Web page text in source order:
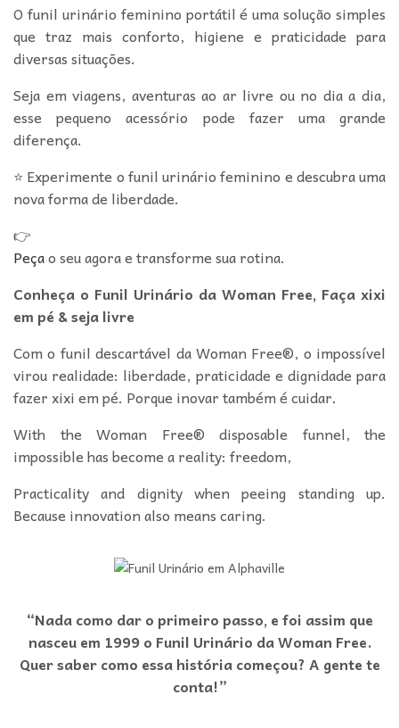
O funil urinário feminino portátil é uma solução simples
que traz mais conforto, higiene e praticidade para
diversas situações.
Seja em viagens, aventuras ao ar livre ou no dia a dia,
esse pequeno acessório pode fazer uma grande
diferença.
⭐ Experimente o funil urinário feminino e descubra uma
nova forma de liberdade.
👉
Peçao seu agora e transforme sua rotina.
Conheça o Funil Urinário da Woman Free, Faça xixi
em pé & seja livre
Com o funil descartável da Woman Free®, o impossível
virou realidade: liberdade, praticidade e dignidade para
fazer xixi em pé. Porque inovar também é cuidar.
With the Woman Free® disposable funnel, the
impossible has become a reality: freedom,
Practicality and dignity when peeing standing up.
Because innovation also means caring.
“Nada como dar o primeiro passo, e foi assim que
nasceu em 1999 o Funil Urinário da Woman Free.
Quer saber como essa história começou? A gente te
conta!”